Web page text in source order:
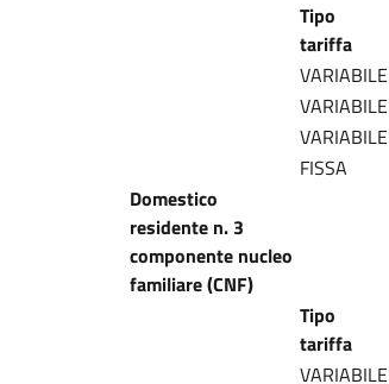
Tipo
tariffa
VARIABILE
VARIABILE
VARIABILE
FISSA
Domestico
residente n. 3
componente nucleo
familiare (CNF)
Tipo
tariffa
VARIABILE